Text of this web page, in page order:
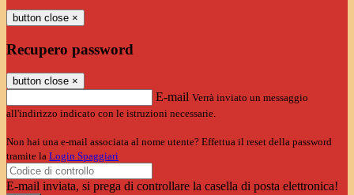
button close ×
Recupero password
button close ×
E-mail Verrà inviato un messaggio
all'indirizzo indicato con le istruzioni necessarie.
Non hai una e-mail associata al nome utente? Effettua il reset della password
tramite la Login Spaggiari
E-mail inviata, si prega di controllare la casella di posta elettronica!